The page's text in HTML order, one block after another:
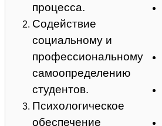
процесса.
Содействие
социальному и
профессиональному
самоопределению
студентов.
Психологическое
обеспечение